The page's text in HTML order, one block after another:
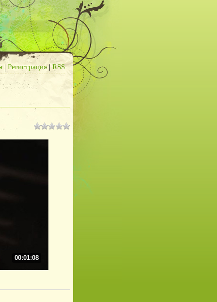
| Регистрация|RSS
00:01:08